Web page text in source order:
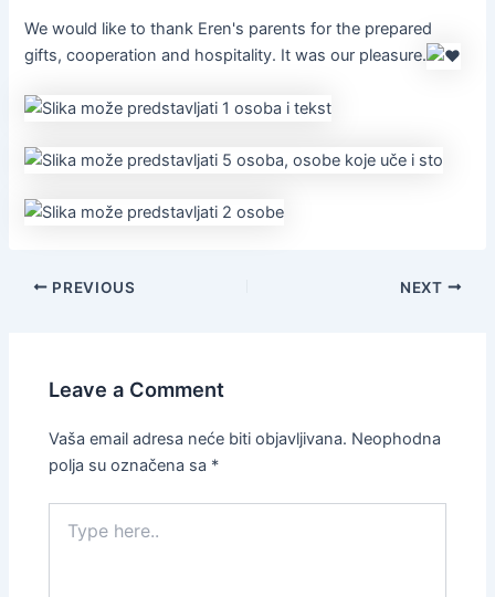
We would like to thank Eren's parents for the prepared
gifts, cooperation and hospitality. It was our pleasure.
PREVIOUS NEXT
Leave a Comment
Vaša email adresa neće biti objavljivana. Neophodna
polja su označena sa *
here..